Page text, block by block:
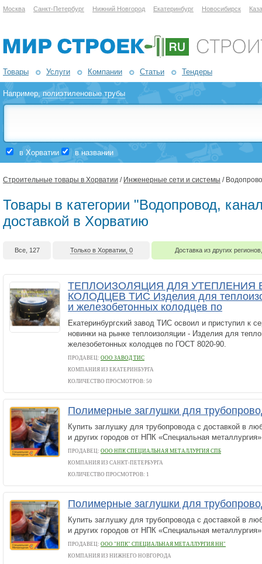
Москва Санкт-Петербург Нижний Новгород Екатеринбург Новосибирск
Товары Услуги Компании Статьи Тендеры
Например,полиэтиленовые трубы
в Хорватии в названии
Строительные товары в Хорватии / Инженерные сети и системы /
Товары в категории "Водопровод,
доставкой в Хорватию
Все, 127 Только в Хорватии, 0 Доставка из других
ТЕПЛОИЗОЛЯЦИЯ ДЛЯ УТЕПЛЕНИЯ
КОЛОДЦЕВ ТИС Изделия для
и железобетонных колодцев по
Екатеринбургский завод ТИС освоил и приступил к
новинки на рынке теплоизоляции - Изделия для
железобетонных колодцев по ГОСТ 8020-90.
ПРОДАВЕЦ: ООО ЗАВОД ТИС
КОМПАНИЯ ИЗ ЕКАТЕРИНБУРГА
КОЛИЧЕСТВО ПРОСМОТРОВ: 50
Полимерные заглушки для
Купить заглушку для трубопровода с доставкой в
и других городов от НПК «Специальная металлургия»
ПРОДАВЕЦ: ООО НПК СПЕЦИАЛЬНАЯ МЕТАЛЛУРГИЯ СПБ
КОМПАНИЯ ИЗ САНКТ-ПЕТЕРБУРГА
КОЛИЧЕСТВО ПРОСМОТРОВ: 1
Полимерные заглушки для
Купить заглушку для трубопровода с доставкой в
и других городов от НПК «Специальная металлургия»
ПРОДАВЕЦ: ООО "НПК" СПЕЦИАЛЬНАЯ МЕТАЛЛУРГИЯ НН"
КОМПАНИЯ ИЗ НИЖНЕГО НОВГОРОДА